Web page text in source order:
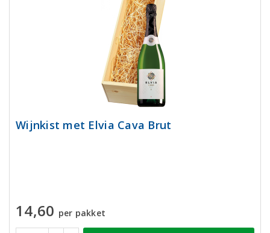
Wijnkist met Elvia Cava Brut
14,60 per pakket